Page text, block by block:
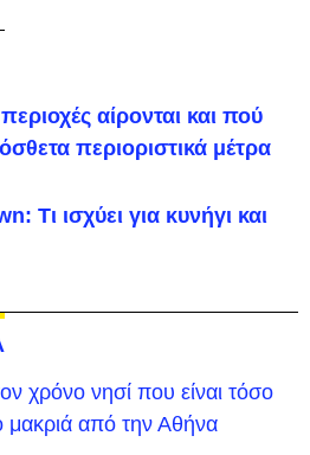
αίρονται και πού
περιοριστικά μέτρα
Τι ισχύει για κυνήγι και
χρόνο νησί που είναι τόσο
μακριά από την Αθήνα